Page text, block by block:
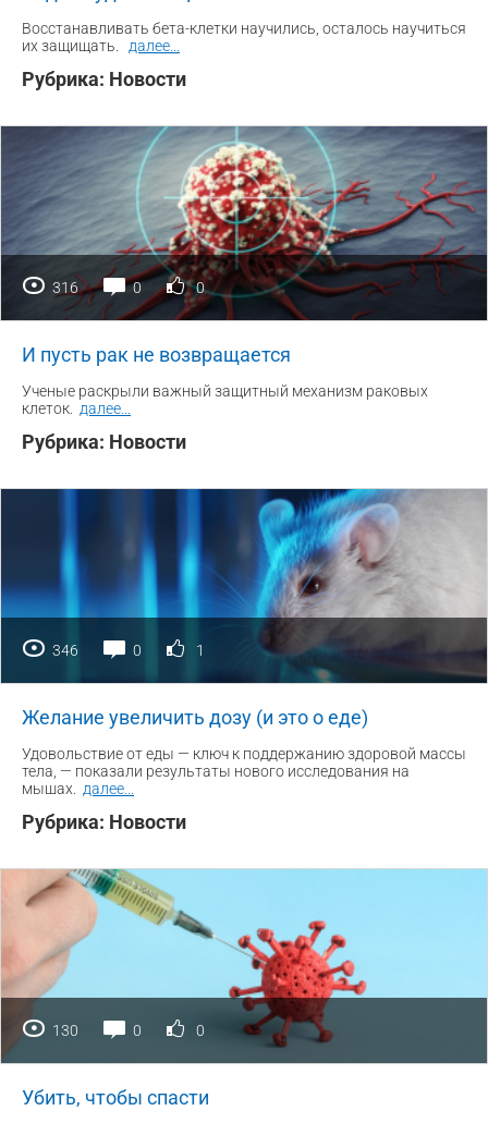
Восстанавливать бета-клетки научились, осталось научиться
их защищать.
далее
Рубрика: Новости
316 0 0
И пусть рак не возвращается
Ученые раскрыли важный защитный механизм раковых
клеток.
далее
Рубрика: Новости
346 0 1
Желание увеличить дозу (и это о еде)
Удовольствие от еды — ключ к поддержанию здоровой массы
тела, — показали результаты нового исследования на
мышах.
далее
Рубрика: Новости
130 0 0
Убить, чтобы спасти